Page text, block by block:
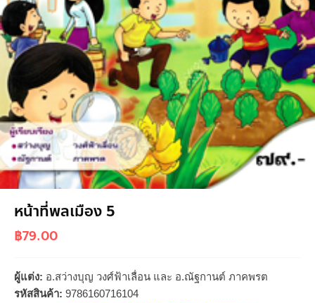
หน้าที่พลเมือง 5
฿79.00
ผู้แต่ง: อ.สว่างบุญ วงศ์ฟ้าเลื่อน และ อ.ณัฐกานต์ ภาคพรต
รหัสสินค้า: 9786160716104